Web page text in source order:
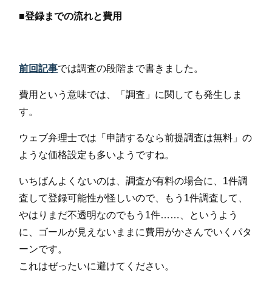
■登録までの流れと費用
前回記事では調査の段階まで書きました。
費用という意味では、「調査」に関しても発生しま
す。
ウェブ弁理士では「申請するなら前提調査は無料」の
ような価格設定も多いようですね。
いちばんよくないのは、調査が有料の場合に、1件調
査して登録可能性が怪しいので、もう1件調査して、
やはりまだ不透明なのでもう1件……、というよう
に、ゴールが見えないままに費用がかさんでいくパタ
ーンです。
これはぜったいに避けてください。